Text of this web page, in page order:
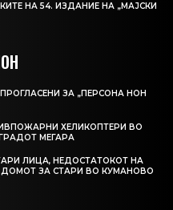
НА 54. ИЗДАНИЕ НА „МАЈСКИ
ЗА „ПЕРСОНА НОН
ХЕЛИКОПТЕРИ ВО
МЕГАРА
ЛИЦА, НЕДОСТАТОКОТ НА
ЗА СТАРИ ВО КУМАНОВО